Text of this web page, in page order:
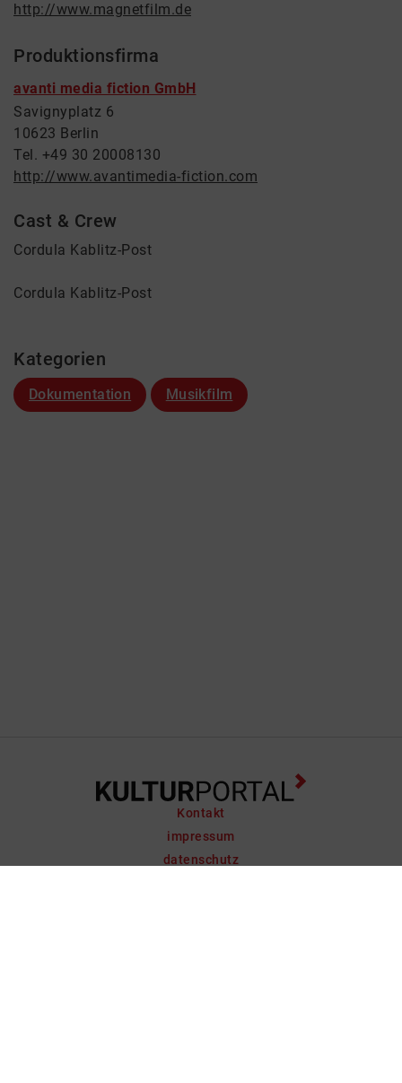
http://www.magnetfilm.de
Produktionsfirma
avanti media fiction GmbH
Savignyplatz 6
10623 Berlin
Tel. +49 30 20008130
http://www.avantimedia-fiction.com
Cast & Crew
Cordula Kablitz-Post
Cordula Kablitz-Post
Kategorien
Dokumentation Musikfilm
Kontakt
impressum
datenschutz